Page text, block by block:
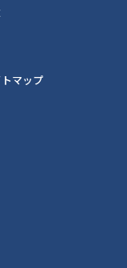
マップ